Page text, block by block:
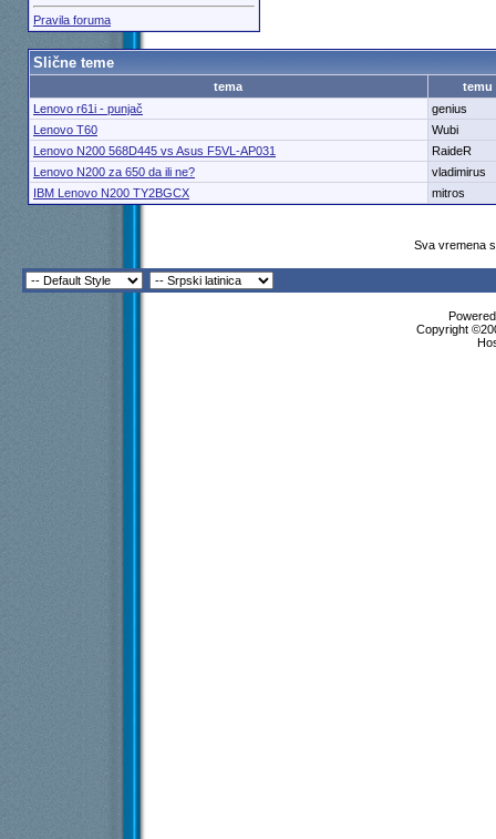
Pravila foruma
Slične teme
tema
temu
Lenovo r61i - punjač
genius
Lenovo T60
Wubi
Lenovo N200 568D445 vs Asus F5VL-AP031
RaideR
Lenovo N200 za 650 da ili ne?
vladimirus
IBM Lenovo N200 TY2BGCX
mitros
Sva vremena
Copyright